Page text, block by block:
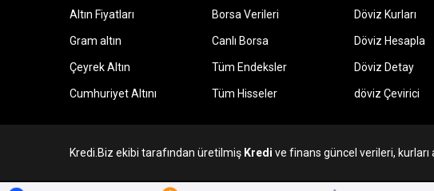
Altın Fiyatları
Gram altın
Çeyrek Altın
Cumhuriyet Altını
Borsa Verileri
Canlı Borsa
Tüm Endeksler
Tüm Hisseler
Döviz Kurları
Döviz Hesapla
Döviz Detay
döviz Çevirici
Kredi.Biz ekibi tarafından üretilmiş Kredi ve finans güncel verileri, kurları